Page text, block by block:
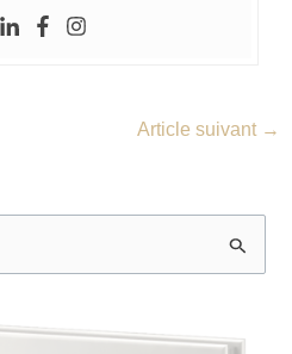
Article suivant →